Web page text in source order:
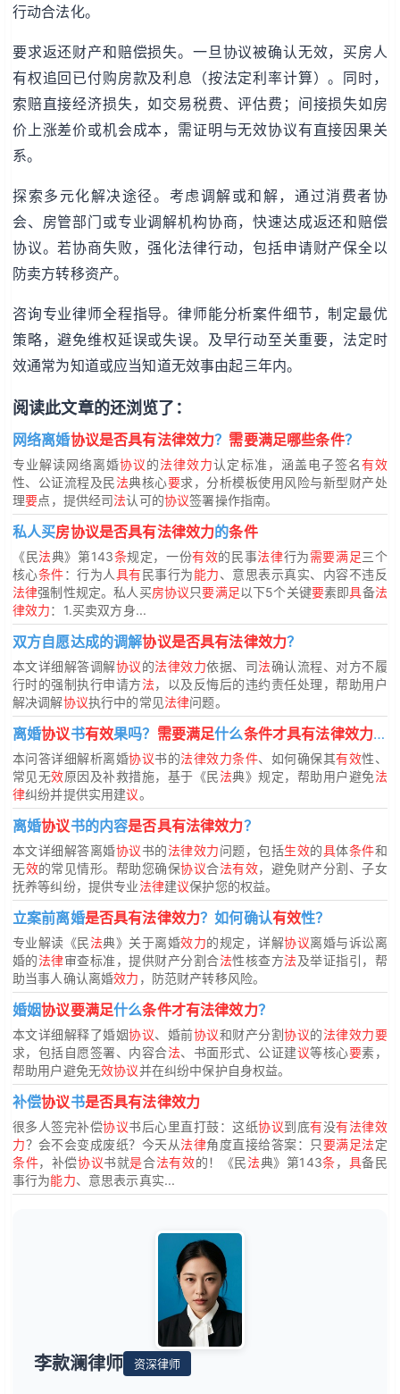
行动合法化。
要求返还财产和赔偿损失。一旦协议被确认无效，买房人
有权追回已付购房款及利息（按法定利率计算）。同时，
索赔直接经济损失，如交易税费、评估费；间接损失如房
价上涨差价或机会成本，需证明与无效协议有直接因果关
系。
探索多元化解决途径。考虑调解或和解，通过消费者协
会、房管部门或专业调解机构协商，快速达成返还和赔偿
协议。若协商失败，强化法律行动，包括申请财产保全以
防卖方转移资产。
咨询专业律师全程指导。律师能分析案件细节，制定最优
策略，避免维权延误或失误。及早行动至关重要，法定时
效通常为知道或应当知道无效事由起三年内。
阅读此文章的还浏览了：
网络离婚协议是否具有法律效力？ 需要满足哪些条件？
专业解读网络离婚协议的法律效力认定标准，涵盖电子签名有效
性、公证流程及民法典核心要求，分析模板使用风险与新型财产处
理要点，提供经司法认可的协议签署操作指南。
私人买房协议是否具有法律效力的条件
《民法典》第143条规定，一份有效的民事法律行为需要满足三个
核心条件：行为人具有民事行为能力、意思表示真实、内容不违反
法律强制性规定。私人买房协议只要满足以下5个关键要素即具备法
律效力：1.买卖双方身...
双方自愿达成的调解协议是否具有法律效力？
本文详细解答调解协议的法律效力依据、司法确认流程、对方不履
行时的强制执行申请方法，以及反悔后的违约责任处理，帮助用户
解决调解协议执行中的常见法律问题。
离婚协议书有效果吗？ 需要满足什么条件才具有法律效力？
本问答详细解析离婚协议书的法律效力条件、如何确保其有效性、
常见无效原因及补救措施，基于《民法典》规定，帮助用户避免法
律纠纷并提供实用建议。
离婚协议书的内容是否具有法律效力？
本文详细解答离婚协议书的法律效力问题，包括生效的具体条件和
无效的常见情形。帮助您确保协议合法有效，避免财产分割、子女
抚养等纠纷，提供专业法律建议保护您的权益。
立案前离婚是否具有法律效力？如何确认有效性？
专业解读《民法典》关于离婚效力的规定，详解协议离婚与诉讼离
婚的法律审查标准，提供财产分割合法性核查方法及举证指引，帮
助当事人确认离婚效力 ，防范财产转移风险。
婚姻协议要满足什么条件才有法律效力？
本文详细解释了婚姻协议、婚前协议和财产分割协议的法律效力要
求，包括自愿签署、内容合法、书面形式、公证建议等核心要素，
帮助用户避免无效协议并在纠纷中保护自身权益。
补偿协议书是否具有法律效力
很多人签完补偿协议书后心里直打鼓：这纸协议到底有没有法律效
力？会不会变成废纸？今天从法律角度直接给答案：只要满足法定
条件，补偿协议书就是合法有效的！《民法典》第143条， 具备民
事行为能力、意思表示真实...
李款澜律师 资深律师